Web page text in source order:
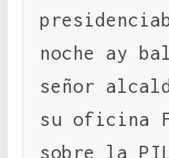
noche ay
señor
su oficina
sobre la